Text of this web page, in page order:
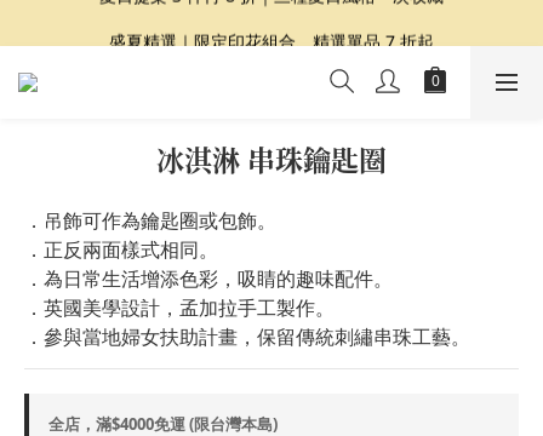
盛夏精選｜限定印花組合、精選單品 7 折起
Dragon Diffusion 年度預購會展開｜7/30-8/30
冰淇淋 串珠鑰匙圈
．吊飾可作為鑰匙圈或包飾。
．正反兩面樣式相同。
．為日常生活增添色彩，吸睛的趣味配件。
．英國美學設計，孟加拉手工製作。
．參與當地婦女扶助計畫，保留傳統刺繡串珠工藝。
全店，滿$4000免運 (限台灣本島)